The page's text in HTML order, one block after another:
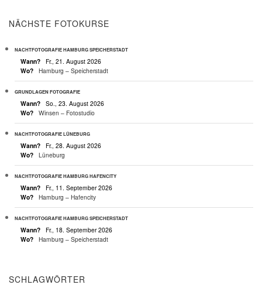
NÄCHSTE FOTOKURSE
NACHTFOTOGRAFIE HAMBURG SPEICHERSTADT
Wann?
Fr., 21. August 2026
Wo?
Hamburg – Speicherstadt
GRUNDLAGEN FOTOGRAFIE
Wann?
So., 23. August 2026
Wo?
Winsen – Fotostudio
NACHTFOTOGRAFIE LÜNEBURG
Wann?
Fr., 28. August 2026
Wo?
Lüneburg
NACHTFOTOGRAFIE HAMBURG HAFENCITY
Wann?
Fr., 11. September 2026
Wo?
Hamburg – Hafencity
NACHTFOTOGRAFIE HAMBURG SPEICHERSTADT
Wann?
Fr., 18. September 2026
Wo?
Hamburg – Speicherstadt
SCHLAGWÖRTER